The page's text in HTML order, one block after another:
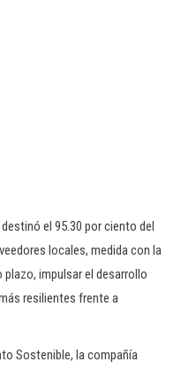
el 95.30 por ciento del
locales, medida con la
impulsar el desarrollo
resilientes frente a
Sostenible, la compañía